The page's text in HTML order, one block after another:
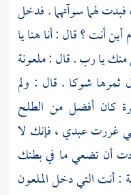
فبدت لهما سوآتهما . فدخل
أين أنت ؟ قال : أنا هنا يا
يا رب . قال : ملعونة
ثمرها شوكا . قال : ولم
كان أفضل من الطلح
غررت عبدي ، فإنك لا
أن تضعي ما في بطنك
: أنت التي دخل الملعون